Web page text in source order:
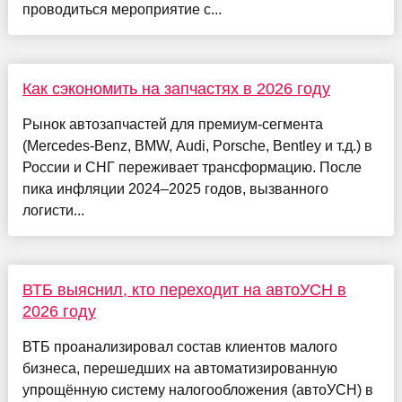
проводиться мероприятие с...
Как сэкономить на запчастях в 2026 году
Рынок автозапчастей для премиум-сегмента
(Mercedes-Benz, BMW, Audi, Porsche, Bentley и т.д.) в
России и СНГ переживает трансформацию. После
пика инфляции 2024–2025 годов, вызванного
логисти...
ВТБ выяснил, кто переходит на автоУСН в
2026 году
ВТБ проанализировал состав клиентов малого
бизнеса, перешедших на автоматизированную
упрощённую систему налогообложения (автоУСН) в